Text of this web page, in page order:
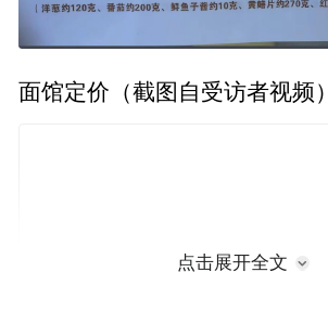
面馆定价（截图自受访者视频）
点击展开全文